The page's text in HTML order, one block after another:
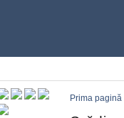
Prima pagină